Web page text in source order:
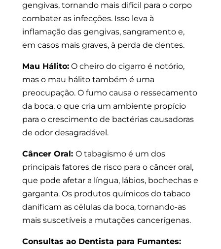
gengivas, tornando mais difícil para o corpo
combater as infecções. Isso leva à
inflamação das gengivas, sangramento e,
em casos mais graves, à perda de dentes.
Mau Hálito:O cheiro do cigarro é notório,
mas o mau hálito também é uma
preocupação. O fumo causa o ressecamento
da boca, o que cria um ambiente propício
para o crescimento de bactérias causadoras
de odor desagradável.
Câncer Oral: O tabagismo é um dos
principais fatores de risco para o câncer oral,
que pode afetar a língua, lábios, bochechas e
garganta. Os produtos químicos do tabaco
danificam as células da boca, tornando-as
mais suscetíveis a mutações cancerígenas.
Consultas ao Dentista para Fumantes: